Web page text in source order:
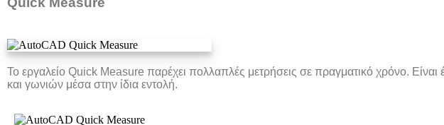
Το εργαλείο Quick Measure παρέχει πολλαπλές μετρήσεις σε πραγματικό χρόνο.
και γωνιών μέσα στην ίδια εντολή.